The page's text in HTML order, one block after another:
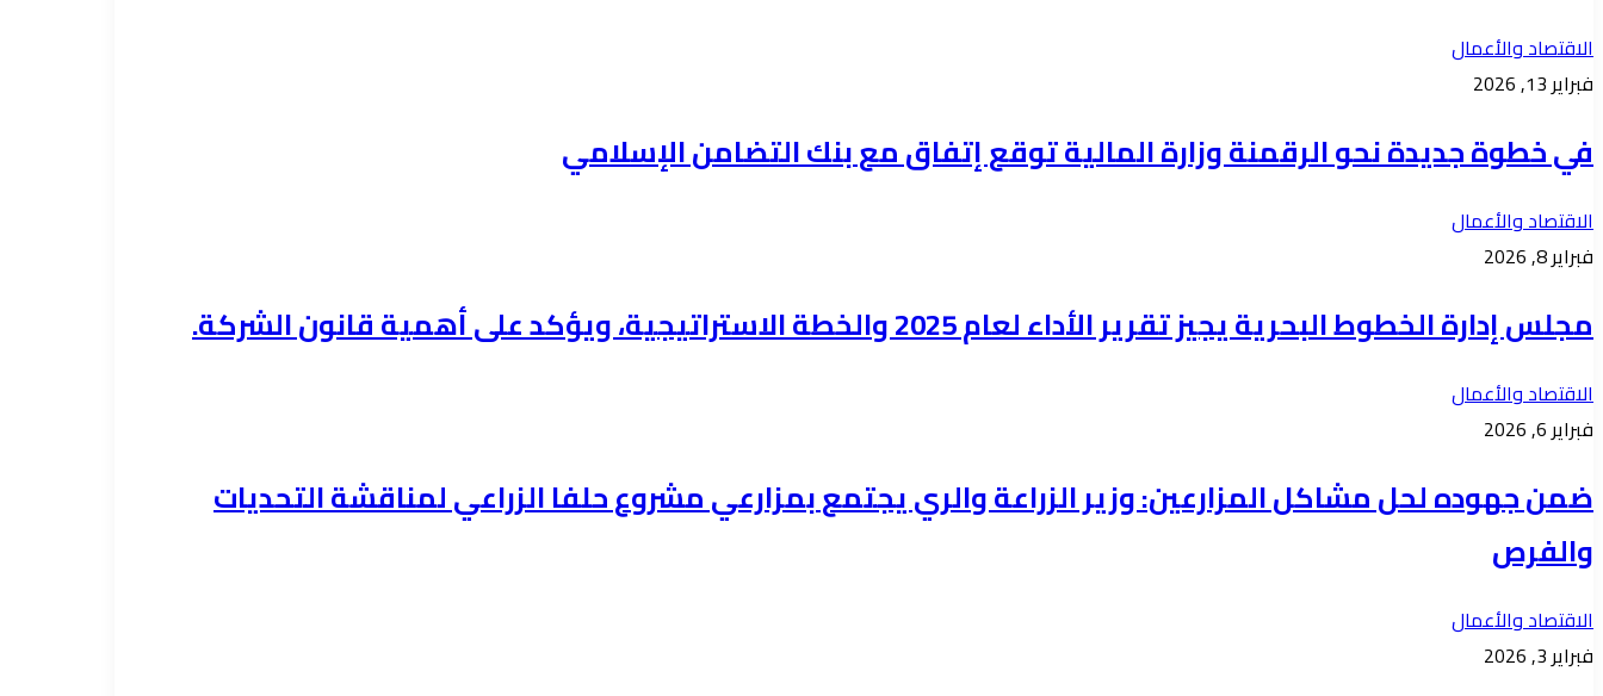
الاقتصاد والأعمال
فبراير 13, 2026
في خطوة جديدة نحو الرقمنة وزارة المالية توقع إتفاق مع بنك التضامن الإسلامي
الاقتصاد والأعمال
فبراير 8, 2026
مجلس إدارة الخطوط البحرية يجيز تقرير الأداء لعام 2025 والخطة الاستراتيجية، ويؤكد على أهمية قانون الشركة.
الاقتصاد والأعمال
فبراير 6, 2026
ضمن جهوده لحل مشاكل المزارعين: وزير الزراعة والري يجتمع بمزارعي مشروع حلفا الزراعي لمناقشة التحديات
والفرص
الاقتصاد والأعمال
فبراير 3, 2026